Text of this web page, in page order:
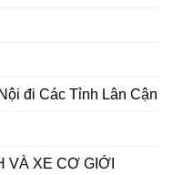
đi Các Tỉnh Lân Cận
VÀ XE CƠ GIỚI